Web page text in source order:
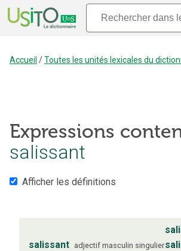
Accueil /Toutes les unités lexicales du
Expressions
salissant
Afficher les définitions
salissant adjectif masculin singulier